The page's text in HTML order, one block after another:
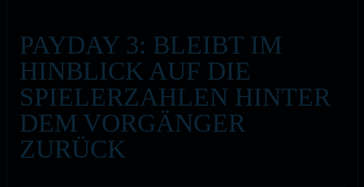
PAYDAY 3: BLEIBT IM
HINBLICK AUF DIE
SPIELERZAHLEN HINTER
DEM VORGÄNGER
ZURÜCK